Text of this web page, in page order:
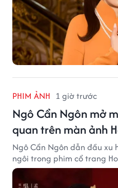
PHIM ẢNH 1 giờ trước
Ngô Cẩn Ngôn mở
quan trên màn ảnh
Ngô Cẩn Ngôn dẫn đầu
ngôi trong phim cổ trang